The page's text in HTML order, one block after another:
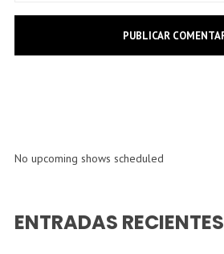
No upcoming shows scheduled
ENTRADAS RECIENTES